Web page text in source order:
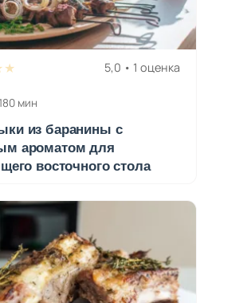
5,0 • 1 оценка
180 мин
из баранины с
ароматом для
восточного стола